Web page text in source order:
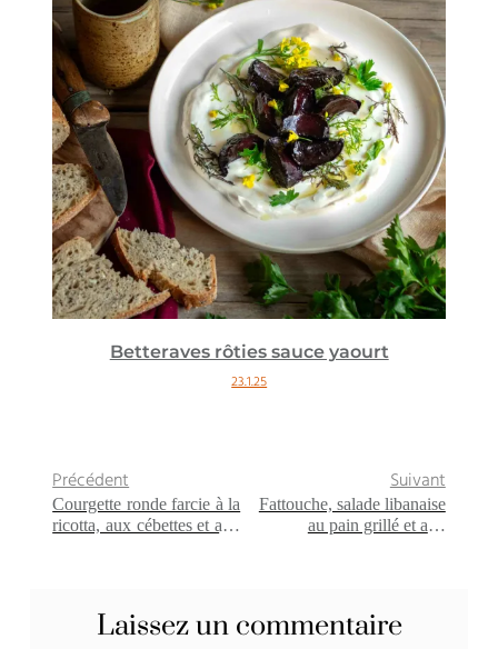
Betteraves rôties sauce yaourt
23.1.25
Précédent
Courgette ronde farcie à la
ricotta, aux cébettes et aux
Suivant
Fattouche, salade libanaise
au pain grillé et aux
Laissez un commentaire